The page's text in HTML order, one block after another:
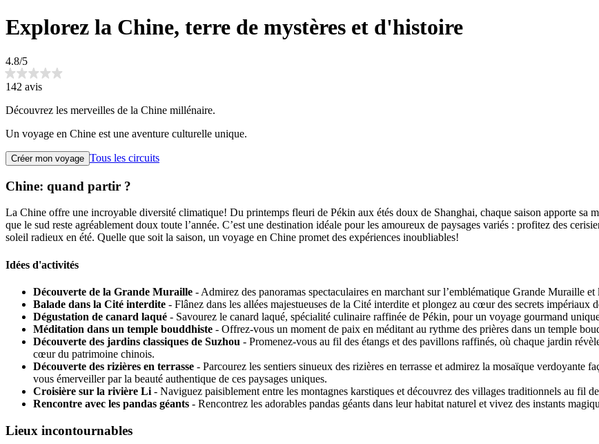
Explorez la Chine, terre de mystères et d'histoire
4.8/5
142 avis
Découvrez les merveilles de la Chine millénaire.
Un voyage en Chine est une aventure culturelle unique.
Créer mon voyage Tous les circuits
Chine: quand partir ?
La Chine offre une incroyable diversité climatique! Du printemps fleuri de Pékin aux étés doux de Shanghai, chaque saison apporte sa
que le sud reste agréablement doux toute l’année. C’est une destination idéale pour les amoureux de paysages variés : profitez des
soleil radieux en été. Quelle que soit la saison, un voyage en Chine promet des expériences inoubliables!
Idées d'activités
Découverte de la Grande Muraille - Admirez des panoramas spectaculaires en marchant sur l’emblématique Grande Muraille
Balade dans la Cité interdite - Flânez dans les allées majestueuses de la Cité interdite et plongez au cœur des secrets impériaux
Dégustation de canard laqué - Savourez le canard laqué, spécialité culinaire raffinée de Pékin, pour un voyage gourmand
Méditation dans un temple bouddhiste - Offrez-vous un moment de paix en méditant au rythme des prières dans un temple
Découverte des jardins classiques de Suzhou - Promenez-vous au fil des étangs et des pavillons raffinés, où chaque jardin
cœur du patrimoine chinois.
Découverte des rizières en terrasse - Parcourez les sentiers sinueux des rizières en terrasse et admirez la mosaïque verdoyante
vous émerveiller par la beauté authentique de ces paysages uniques.
Croisière sur la rivière Li - Naviguez paisiblement entre les montagnes karstiques et découvrez des villages traditionnels au fil de
Rencontre avec les pandas géants - Rencontrez les adorables pandas géants dans leur habitat naturel et vivez des instants
Lieux incontournables